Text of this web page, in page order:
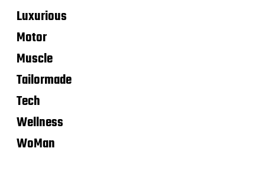
Luxurious
Motor
Muscle
Tailormade
Tech
Wellness
WoMan